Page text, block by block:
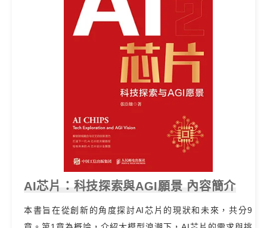
AI芯片：科技探索與AGI願景 內容簡介
本書旨在從創新的角度探討AI芯片的現狀和未來，共分9